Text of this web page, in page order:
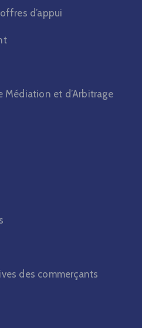
d’appui
et d’Arbitrage
des commerçants